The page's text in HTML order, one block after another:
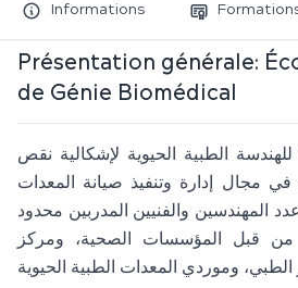
Informations
Présentation générale:
de Génie Biomédical
الطبية الحيوية لإشكالية نقص
في مجال إدارة وتنفيذ صيانة المعدات
المهندسين والفنيين المدربين محدود
من قبل المؤسسات الصحية، ومركز